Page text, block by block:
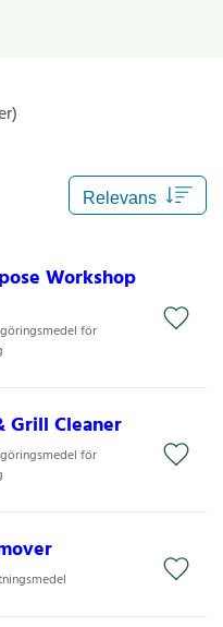
Workshop
för
Grill Cleaner
för